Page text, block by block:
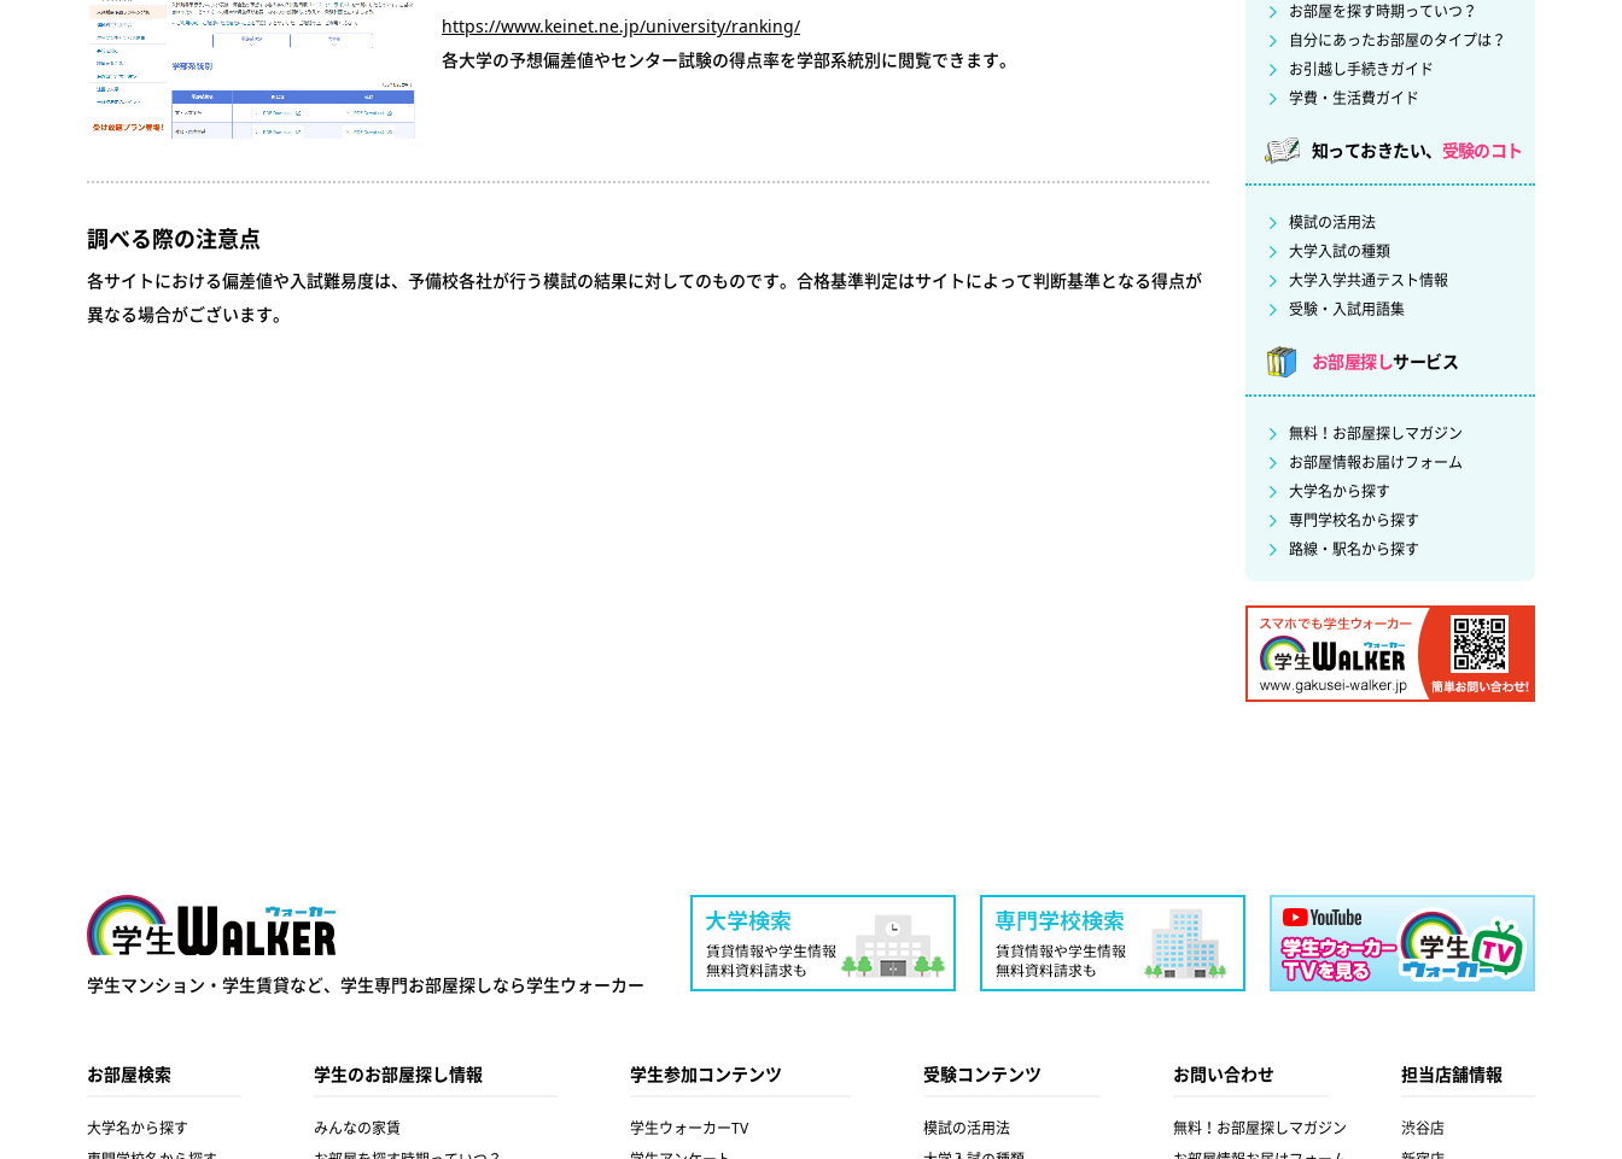
https://www.keinet.ne.jp/university/ranking/
各大学の予想偏差値やセンター試験の得点率を学部系統別に閲覧できます。
調べる際の注意点
各サイトにおける偏差値や入試難易度は、予備校各社が行う模試の結果に対してのものです。合格基準判定はサイトによって判断基準となる得点が
異なる場合がございます。
お部屋を探す時期っていつ？
自分にあったお部屋のタイプは？
お引越し手続きガイド
学費・生活費ガイド
知っておきたい、 受験のコト
模試の活用法
大学入試の種類
大学入学共通テスト情報
受験・入試用語集
お部屋探しサービス
無料！お部屋探しマガジン
お部屋情報お届けフォーム
大学名から探す
専門学校名から探す
路線・駅名から探す
学生ウォーカー
学生マンション・学生賃貸など、 学生専門お部屋探しなら学生ウォーカー
お部屋検索
大学名から探す
学生のお部屋探し情報
みんなの家賃
学生参加コンテンツ
学生ウォーカーTV
受験コンテンツ
模試の活用法
お問い合わせ
無料！お部屋探しマガジン
担当店舗情報
渋谷店